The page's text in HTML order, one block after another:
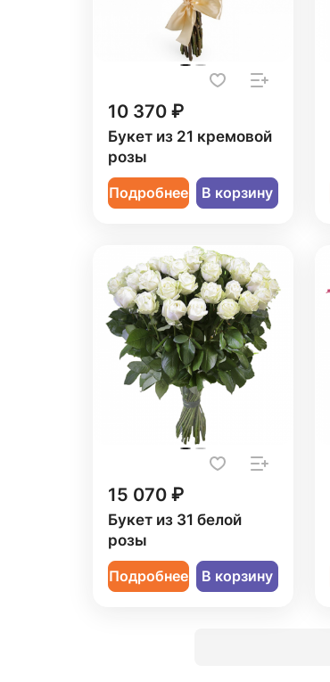
10 370 ₽
Букет из 21 кремовой
розы
Подробнее В корзину
15 070 ₽
Букет из 31 белой
розы
Подробнее В корзину